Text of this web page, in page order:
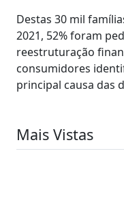
Destas 30 mil
2021, 52% foram
reestruturação
consumidores
principal causa das
Mais Vistas